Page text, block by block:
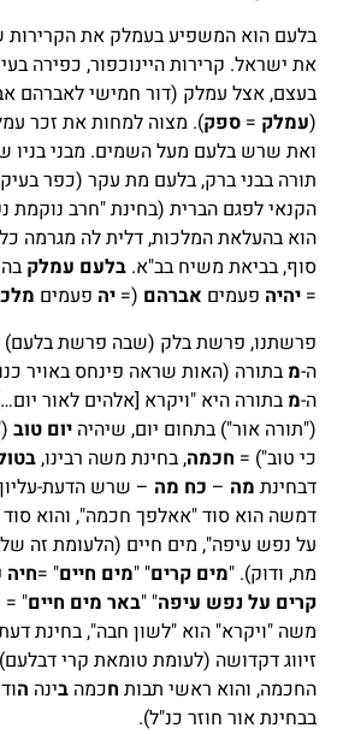
בלעם הוא המשפיע בעמלק את הקרירות
את ישראל. קרירות היינוכפור, כפירה
בעצם, אצל עמלק (דור חמישי לאברהם
(עמלק =ספק). מצוה למחות את זכר
ואת שרש בלעם מעל השמים. מבני בניו
תורה בבני ברק, בלעם מת עקר (כפר
הקנאי לפגם הברית (בחינת "חרב נוקמת
הוא בהעלאת המלכות, דלית לה מגרמה
סוף, בביאת משיח בב"א.בלעם עמלק
=יהיה פעמים אברהם (=יה פעמים
פרשתנו, פרשת בלק (שבה פרשת
ה-מ בתורה (האות שראה פינחס באויר
ה-מ בתורה היא "ויקרא [אלהים לאור
("תורה אור") בתחום יום, שיהיהיום טוב
כי טוב") = חכמה, בחינת משה רבינו,
דבחינת מה – כח מה – שרש הדעת-
דמשה הוא סוד "אאלפך חכמה", והוא
על נפש עיפה", מים חיים (הלעומת זה
מת, ודוק). "מים קרים" "מים חיים" =חיה
קרים על נפש עיפה" "באר מים חיים" =
משה "ויקרא" הוא "לשון חבה", בחינת
זיווג דקדושה (לעומת טומאת קרי
החכמה, והוא ראשי תבות חכמהבינה ה
בבחינת אור חוזר כנ"ל).